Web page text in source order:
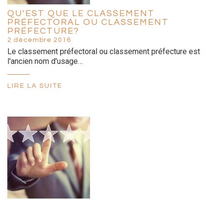
QU’EST QUE LE CLASSEMENT
PRÉFECTORAL OU CLASSEMENT
PRÉFECTURE?
2 décembre 2016
Le classement préfectoral ou classement préfecture est
l'ancien nom d'usage…
LIRE LA SUITE